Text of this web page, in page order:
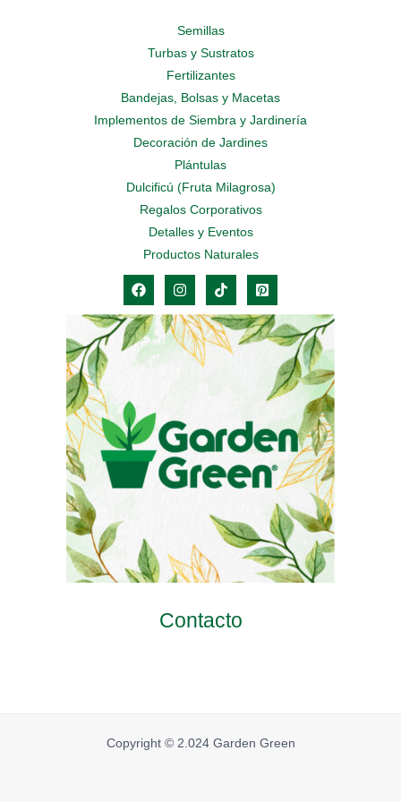
Semillas
Turbas y Sustratos
Fertilizantes
Bandejas, Bolsas y Macetas
Implementos de Siembra y Jardinería
Decoración de Jardines
Plántulas
Dulcificú (Fruta Milagrosa)
Regalos Corporativos
Detalles y Eventos
Productos Naturales
Contacto
Copyright © 2.024 Garden Green